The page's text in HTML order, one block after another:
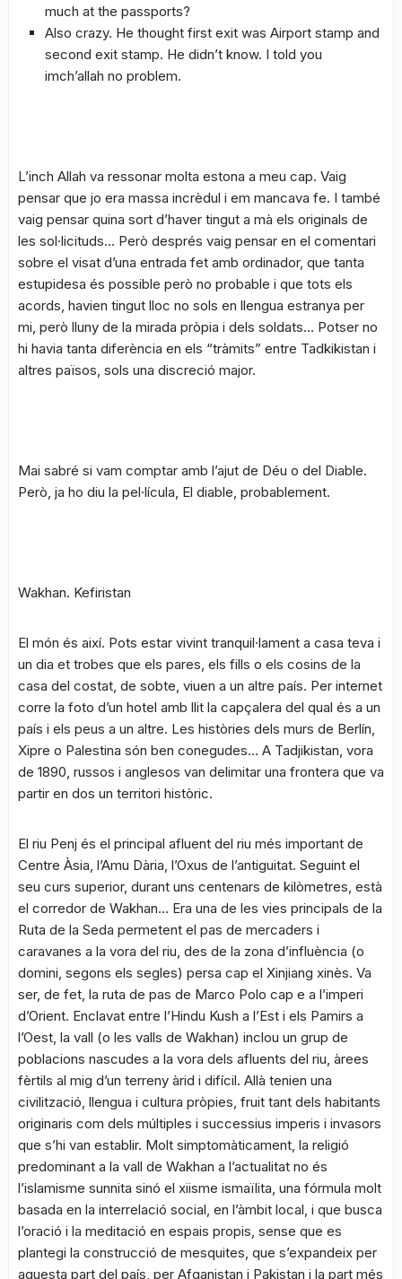
much at the passports?
Also crazy. He thought first exit was Airport stamp and
second exit stamp. He didn’t know. I told you
imch’allah no problem.
L’inch Allah va ressonar molta estona a meu cap. Vaig
pensar que jo era massa incrèdul i em mancava fe. I també
vaig pensar quina sort d’haver tingut a mà els originals de
les sol·licituds… Però després vaig pensar en el comentari
sobre el visat d’una entrada fet amb ordinador, que tanta
estupidesa és possible però no probable i que tots els
acords, havien tingut lloc no sols en llengua estranya per
mi, però lluny de la mirada pròpia i dels soldats… Potser no
hi havia tanta diferència en els “tràmits” entre Tadkikistan i
altres països, sols una discreció major.
Mai sabré si vam comptar amb l’ajut de Déu o del Diable.
Però, ja ho diu la pel·lícula, El diable, probablement.
Wakhan. Kefiristan
El món és així. Pots estar vivint tranquil·lament a casa teva i
un dia et trobes que els pares, els fills o els cosins de la
casa del costat, de sobte, viuen a un altre país. Per internet
corre la foto d’un hotel amb llit la capçalera del qual és a un
país i els peus a un altre. Les històries dels murs de Berlín,
Xipre o Palestina són ben conegudes… A Tadjikistan, vora
de 1890, russos i anglesos van delimitar una frontera que va
partir en dos un territori històric.
El riu Penj és el principal afluent del riu més important de
Centre Àsia, l’Amu Dària, l’Oxus de l’antiguitat. Seguint el
seu curs superior, durant uns centenars de kilòmetres, està
el corredor de Wakhan… Era una de les vies principals de la
Ruta de la Seda permetent el pas de mercaders i
caravanes a la vora del riu, des de la zona d’influència (o
domini, segons els segles) persa cap el Xinjiang xinès. Va
ser, de fet, la ruta de pas de Marco Polo cap e a l’imperi
d’Orient. Enclavat entre l’Hindu Kush a l’Est i els Pamirs a
l’Oest, la vall (o les valls de Wakhan) inclou un grup de
poblacions nascudes a la vora dels afluents del riu, àrees
fèrtils al mig d’un terreny àrid i difícil. Allà tenien una
civilització, llengua i cultura pròpies, fruit tant dels habitants
originaris com dels múltiples i successius imperis i invasors
que s’hi van establir. Molt simptomàticament, la religió
predominant a la vall de Wakhan a l’actualitat no és
l’islamisme sunnita sinó el xiisme ismaïlita, una fórmula molt
basada en la interrelació social, en l’àmbit local, i que busca
l’oració i la meditació en espais propis, sense que es
plantegi la construcció de mesquites, que s’expandeix per
aquesta part del país, per Afganistan i Pakistan i la part més